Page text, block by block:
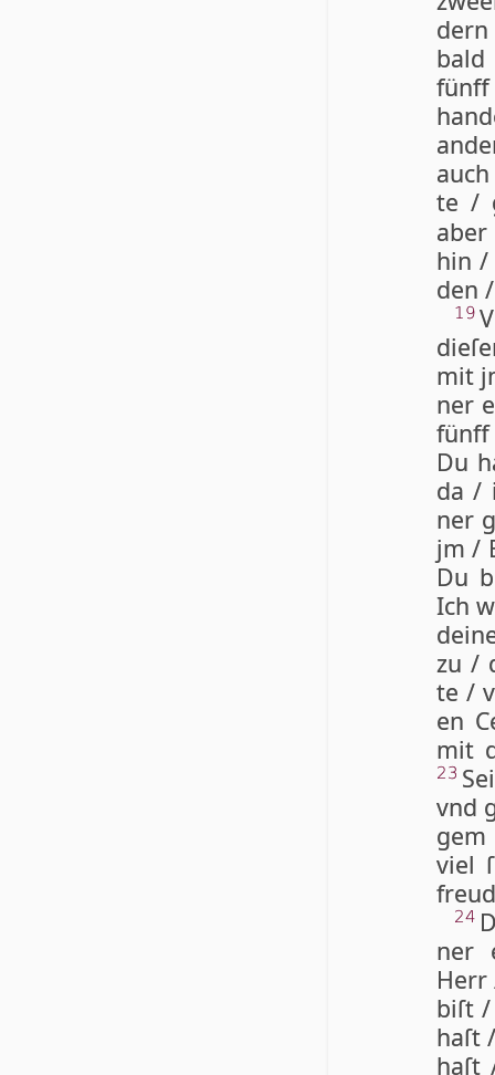
te /
hin /
den
19
mit
ner
Du
da /
ner
jm /
Du
Ich
zu /
te /
en
mit
23
vnd
gem
viel
24
ner
biſt
haſt